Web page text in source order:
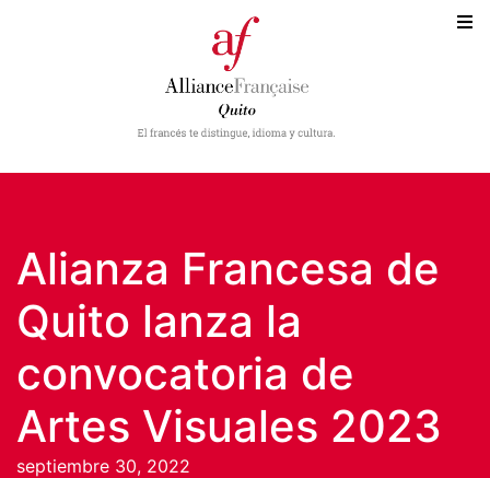
Alianza Francesa de
Quito lanza la
convocatoria de
Artes Visuales 2023
septiembre 30, 2022